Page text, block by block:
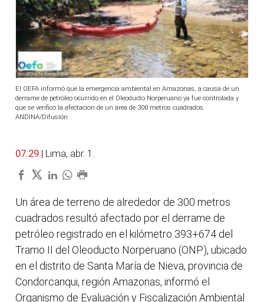
El OEFA informó que la emergencia ambiental en Amazonas, a causa de un
derrame de petróleo ocurrido en el Oleoducto Norperuano ya fue controlada y
que se verificó la afectación de un área de 300 metros cuadrados.
ANDINA/Difusión
07:29 | Lima, abr. 1.
Un área de terreno de alrededor de 300 metros
cuadrados resultó afectado por el derrame de
petróleo registrado en el kilómetro 393+674 del
Tramo II del Oleoducto Norperuano (ONP), ubicado
en el distrito de Santa María de Nieva, provincia de
Condorcanqui, región Amazonas, informó el
Organismo de Evaluación y Fiscalización Ambiental